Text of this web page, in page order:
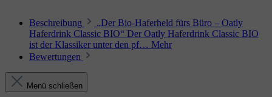
Beschreibung
„Der Bio‑Haferheld fürs Büro – Oatly
Haferdrink Classic BIO“ Der Oatly Haferdrink Classic BIO
ist der Klassiker unter den pf… Mehr
Bewertungen
Menü schließen